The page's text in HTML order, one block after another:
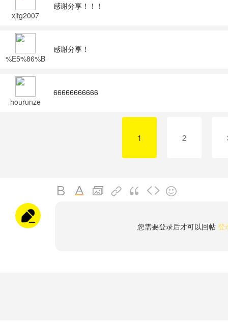
xifg2007
感谢分享！！！
%E5%86%B
88%E6%9A
3%8E
感谢分享！
hourunze
66666666666
1 2
您需要登录后才可以回帖 登